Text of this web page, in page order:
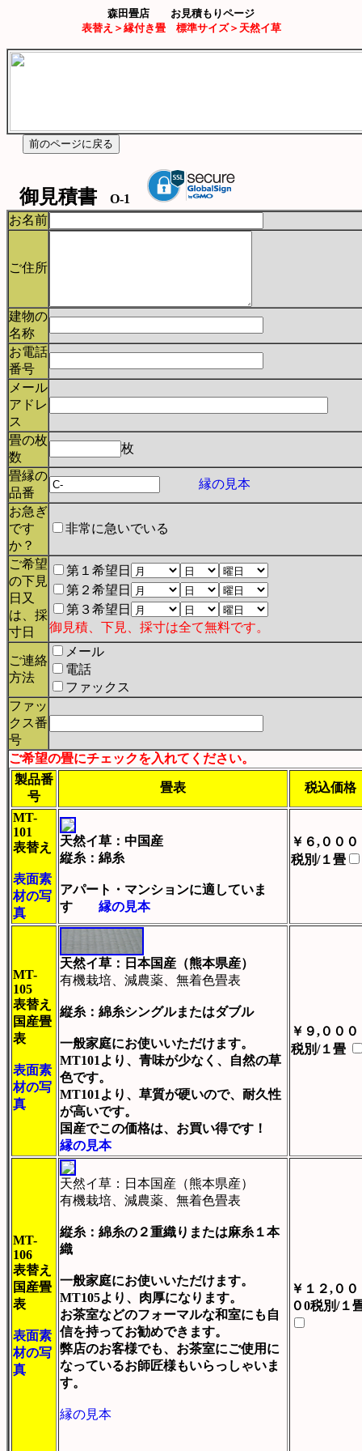
森田畳店 お見積もりページ
表替え＞縁付き畳 標準サイズ＞天然イ草
御見積書 O-1
お名前
ご住所
建物の
名称
お電話
番号
メール
アドレ
ス
畳の枚
数
枚
畳縁の
品番
縁の見本
お急ぎ
です
か？
非常に急いでいる
ご希望
の下見
日又
は、採
寸日
第１希望日
第２希望日
第３希望日
御見積、下見、採寸は全て無料です。
ご連絡
方法
メール
電話
ファックス
ファッ
クス番
号
ご希望の畳にチェックを入れてください。
製品番
号
畳表 税込価格
MT-
101
表替え
表面素
材の写
真
天然イ草：中国産
縦糸：綿糸
アパート・マンションに適していま
す
縁の見本
￥６,０００
税別/１畳
MT-
105
表替え
国産畳
表
表面素
材の写
真
天然イ草：日本国産（熊本県産）
有機栽培、減農薬、無着色畳表
縦糸：綿糸シングルまたはダブル
一般家庭にお使いいただけます。
MT101より、青味が少なく、自然の草
色です。
MT101より、草質が硬いので、耐久性
が高いです。
国産でこの価格は、お買い得です！
縁の見本
￥９,０００
税別/１畳
MT-
106
表替え
国産畳
表
表面素
材の写
真
天然イ草：日本国産（熊本県産）
有機栽培、減農薬、無着色畳表
縦糸：綿糸の２重織りまたは麻糸１本
織
一般家庭にお使いいただけます。
MT105より、肉厚になります。
お茶室などのフォーマルな和室にも自
信を持ってお勧めできます。
弊店のお客様でも、お茶室にご使用に
なっているお師匠様もいらっしゃいま
す。
縁の見本
￥１２,００
０0税別/１